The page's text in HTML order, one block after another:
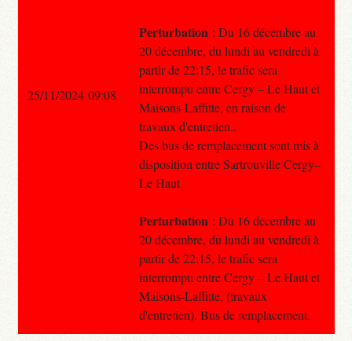
Perturbation : Du 16 décembre au
20 décembre, du lundi au vendredi à
partir de 22:15, le trafic sera
interrompu entre Cergy – Le Haut et
Maisons-Laffitte, en raison de
travaux d'entretien..
Des bus de remplacement sont mis à
disposition entre Sartrouville Cergy–
Le Haut
Perturbation : Du 16 décembre au
20 décembre, du lundi au vendredi à
partir de 22:15, le trafic sera
interrompu entre Cergy – Le Haut et
Maisons-Laffitte, (travaux
d'entretien). Bus de remplacement.
25/11/2024 09:08